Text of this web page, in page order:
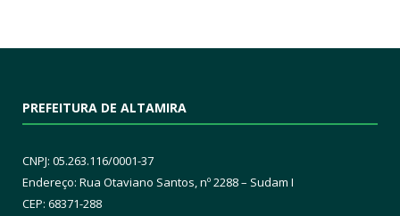
PREFEITURA DE ALTAMIRA
CNPJ: 05.263.116/0001-37
Endereço: Rua Otaviano Santos, nº 2288 – Sudam I
CEP: 68371-288